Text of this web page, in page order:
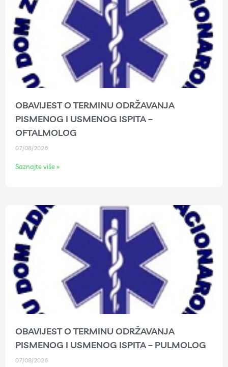
OBAVIJEST O TERMINU ODRŽAVANJA
PISMENOG I USMENOG ISPITA –
OFTALMOLOG
07/08/2026
Saznajte više »
OBAVIJEST O TERMINU ODRŽAVANJA
PISMENOG I USMENOG ISPITA – PULMOLOG
07/08/2026